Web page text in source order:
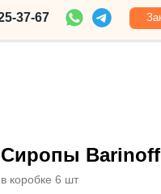
Заказать звонок
Сиропы Barinoff
в коробке 6 шт